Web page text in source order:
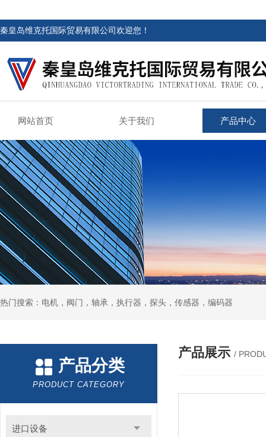
秦皇岛维克托国际贸易有限公司欢迎您！
网站首页 关于我们 产品中心
热门搜索：电机，阀门，轴承，执行器，探头，传感器，编码器
产品分类
PRODUCT CATEGORY
进口设备
产品展示 /